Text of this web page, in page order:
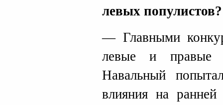
левых популистов?
— Главными
левые и правые
Навальный
влияния на ранней